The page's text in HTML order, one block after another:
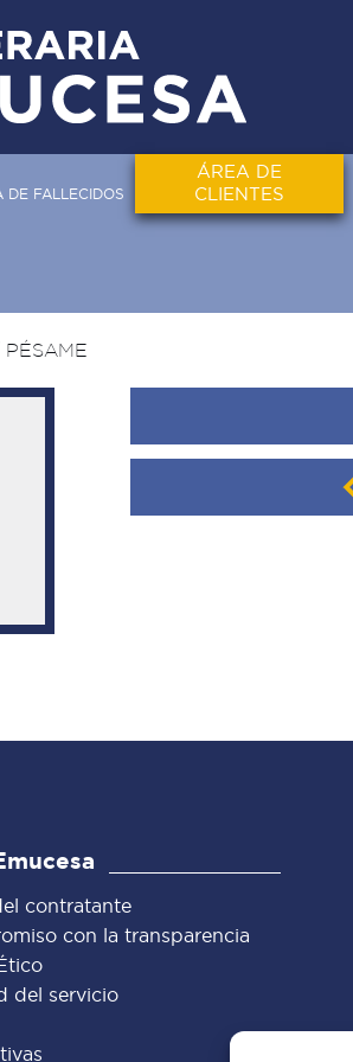
DE FALLECIDOS
ÁREA DE
CLIENTES
contratante
con la transparencia
del servicio